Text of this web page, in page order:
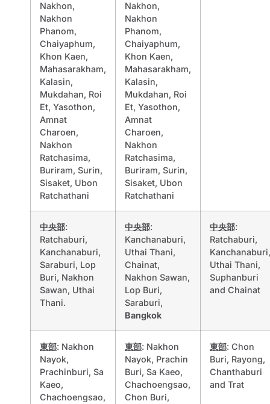
Nakhon,
Nakhon
Phanom,
Chaiyaphum,
Khon Kaen,
Mahasarakham,
Kalasin,
Mukdahan, Roi
Et, Yasothon,
Amnat
Charoen,
Nakhon
Ratchasima,
Buriram, Surin,
Sisaket, Ubon
Ratchathani
Nakhon,
Nakhon
Phanom,
Chaiyaphum,
Khon Kaen,
Mahasarakham,
Kalasin,
Mukdahan, Roi
Et, Yasothon,
Amnat
Charoen,
Nakhon
Ratchasima,
Buriram, Surin,
Sisaket, Ubon
Ratchathani
中央部:
Ratchaburi,
Kanchanaburi,
Saraburi, Lop
Buri, Nakhon
Sawan, Uthai
Thani.
中央部:
Kanchanaburi,
Uthai Thani,
Chainat,
Nakhon Sawan,
Lop Buri,
Saraburi,
Bangkok
中央部:
Ratchaburi,
Kanchanaburi,
Uthai Thani,
Suphanburi
and Chainat
東部: Nakhon
Nayok,
Prachinburi, Sa
Kaeo,
Chachoengsao,
東部: Nakhon
Nayok, Prachin
Buri, Sa Kaeo,
Chachoengsao,
Chon Buri,
東部: Chon
Buri, Rayong,
Chanthaburi
and Trat